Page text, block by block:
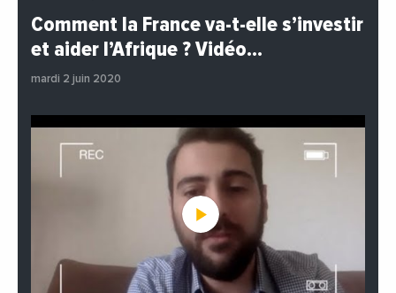
#EchangesMediterraneens
#Economie
#Politique
Comment la France va-t-elle s’investir
et aider l’Afrique ? Vidéo…
mardi 2 juin 2020